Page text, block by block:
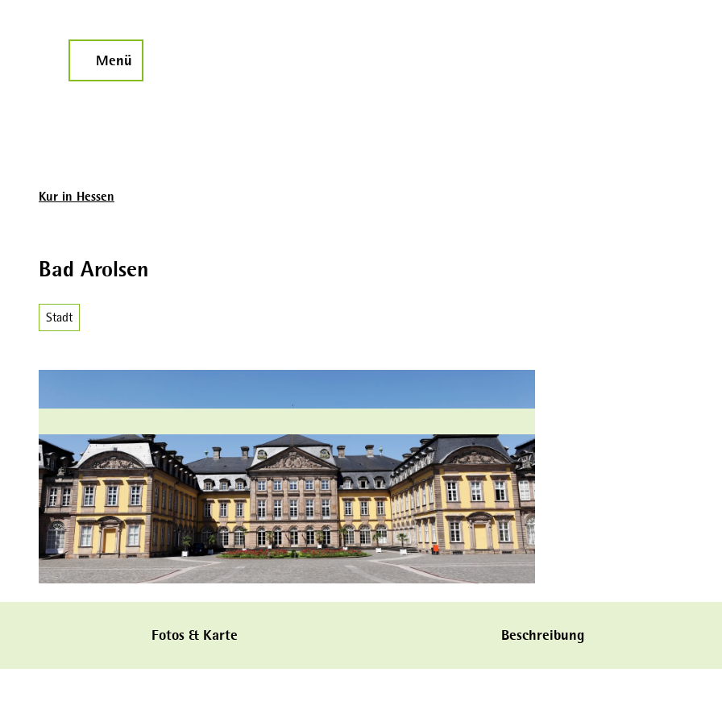
Menü
Kur in Hessen
Bad Arolsen
Stadt
Fotos & Karte Beschreibung